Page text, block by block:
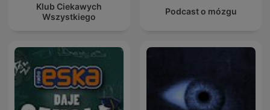
Klub Ciekawych
Wszystkiego
Podcast o mózgu